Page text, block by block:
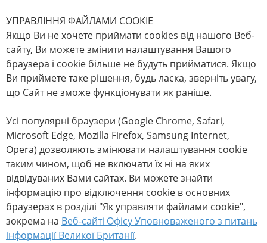
УПРАВЛІННЯ ФАЙЛАМИ COOKIE
Якщо Ви не хочете приймати cookies від нашого Веб-
сайту, Ви можете змінити налаштування Вашого
браузера і cookie більше не будуть прийматися. Якщо
Ви приймете таке рішення, будь ласка, зверніть увагу,
що Сайт не зможе функціонувати як раніше.
Усі популярні браузери (Google Chrome, Safari,
Microsoft Edge, Mozilla Firefox, Samsung Internet,
Opera) дозволяють змінювати налаштування cookie
таким чином, щоб не включати їх ні на яких
відвідуваних Вами сайтах. Ви можете знайти
інформацію про відключення cookie в основних
браузерах в розділі "Як управляти файлами cookie",
зокрема на Веб-сайті Офісу Уповноваженого з питань
інформації Великої Британії.